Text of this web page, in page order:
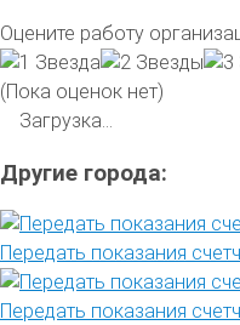
Оцените работу
(Пока оценок нет)
Загрузка...
Другие города:
Передать показания
Передать показания